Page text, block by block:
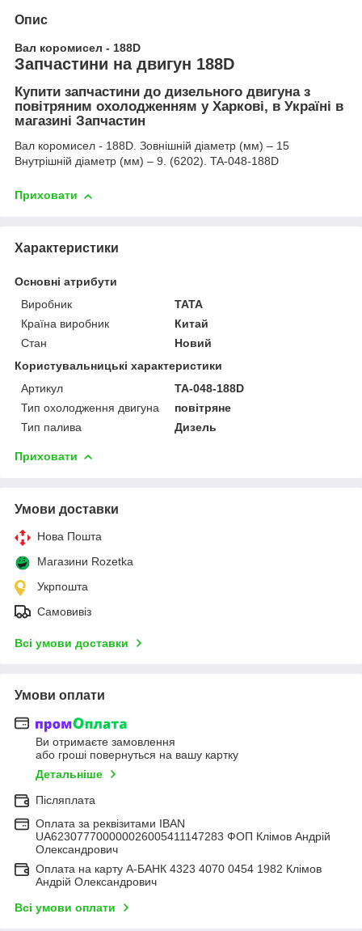
Опис
Вал коромисел - 188D
Запчастини на двигун 188D
Купити запчастини до дизельного двигуна з
повітряним охолодженням у Харкові, в Україні в
магазині Запчастин
Вал коромисел - 188D. Зовнішній діаметр (мм) – 15
Внутрішній діаметр (мм) – 9. (6202). TA-048-188D
Приховати
Характеристики
Основні атрибути
Виробник
TATA
Країна виробник
Китай
Стан
Новий
Користувальницькі характеристики
Артикул
TA-048-188D
Тип охолодження двигуна
повітряне
Тип палива
Дизель
Приховати
Умови доставки
Нова Пошта
Магазини Rozetka
Укрпошта
Самовивіз
Всі умови доставки
Умови оплати
Ви отримаєте замовлення
або гроші повернуться на вашу картку
Детальніше
Післяплата
Оплата за реквізитами IBAN
UA623077700000026005411147283 ФОП Клімов Андрій
Олександрович
Оплата на карту А-БАНК 4323 4070 0454 1982 Клімов
Андрій Олександрович
Всі умови оплати